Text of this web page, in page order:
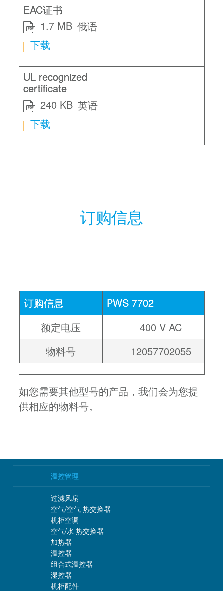
EAC证书
俄语
PDF
1.7 MB
下载
UL recognized
certificate
英语
PDF
240 KB
下载
订购信息
订购信息
PWS 7702
额定电压
400 V AC
物料号
12057702055
如您需要其他型号的产品，我们会为您提
供相应的物料号。
温控管理
过滤风扇
空气/空气 热交换器
机柜空调
空气/水 热交换器
加热器
温控器
组合式温控器
湿控器
机柜配件